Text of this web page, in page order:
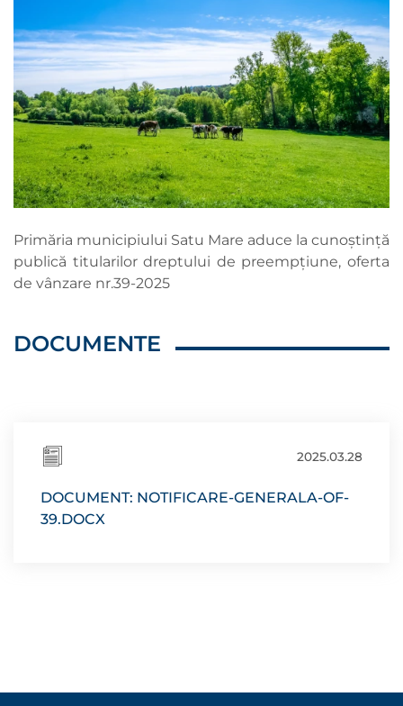
Primăria municipiului Satu Mare aduce la cunoștință
publică titularilor dreptului de preempțiune, oferta
de vânzare nr.39-2025
DOCUMENTE
2025.03.28
DOCUMENT: NOTIFICARE-GENERALA-OF-
39.DOCX